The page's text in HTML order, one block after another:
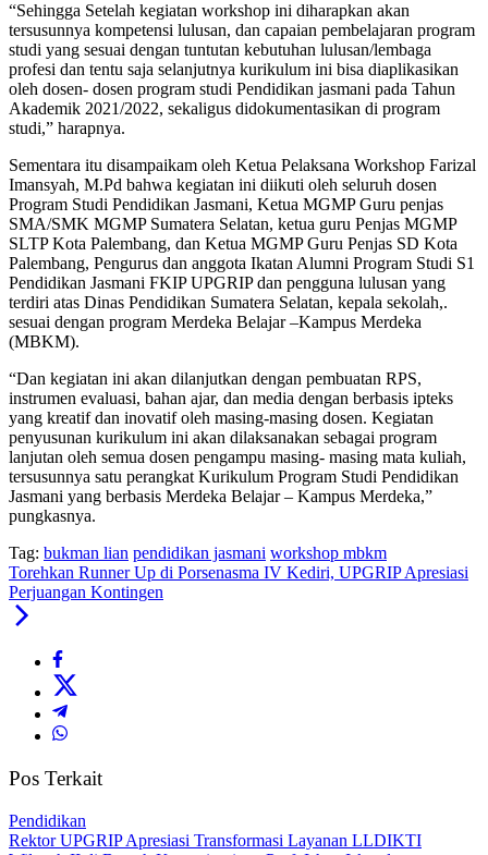
“Sehingga Setelah kegiatan workshop ini diharapkan akan
tersusunnya kompetensi lulusan, dan capaian pembelajaran program
studi yang sesuai dengan tuntutan kebutuhan lulusan/lembaga
profesi dan tentu saja selanjutnya kurikulum ini bisa diaplikasikan
oleh dosen- dosen program studi Pendidikan jasmani pada Tahun
Akademik 2021/2022, sekaligus didokumentasikan di program
studi,” harapnya.
Sementara itu disampaikam oleh Ketua Pelaksana Workshop Farizal
Imansyah, M.Pd bahwa kegiatan ini diikuti oleh seluruh dosen
Program Studi Pendidikan Jasmani, Ketua MGMP Guru penjas
SMA/SMK MGMP Sumatera Selatan, ketua guru Penjas MGMP
SLTP Kota Palembang, dan Ketua MGMP Guru Penjas SD Kota
Palembang, Pengurus dan anggota Ikatan Alumni Program Studi S1
Pendidikan Jasmani FKIP UPGRIP dan pengguna lulusan yang
terdiri atas Dinas Pendidikan Sumatera Selatan, kepala sekolah,.
sesuai dengan program Merdeka Belajar –Kampus Merdeka
(MBKM).
“Dan kegiatan ini akan dilanjutkan dengan pembuatan RPS,
instrumen evaluasi, bahan ajar, dan media dengan berbasis ipteks
yang kreatif dan inovatif oleh masing-masing dosen. Kegiatan
penyusunan kurikulum ini akan dilaksanakan sebagai program
lanjutan oleh semua dosen pengampu masing- masing mata kuliah,
tersusunnya satu perangkat Kurikulum Program Studi Pendidikan
Jasmani yang berbasis Merdeka Belajar – Kampus Merdeka,”
pungkasnya.
Tag: bukman lian pendidikan jasmani workshop mbkm
Torehkan Runner Up di Porsenasma IV Kediri, UPGRIP Apresiasi
Perjuangan Kontingen
Pos Terkait
Pendidikan
Rektor UPGRIP Apresiasi Transformasi Layanan LLDIKTI